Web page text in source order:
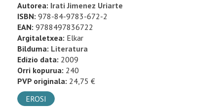
Autorea: Irati Jimenez Uriarte
ISBN: 978-84-9783-672-2
EAN: 9788497836722
Argitaletxea: Elkar
Bilduma: Literatura
Edizio data: 2009
Orri kopurua: 240
PVP originala: 24,75 €
EROSI